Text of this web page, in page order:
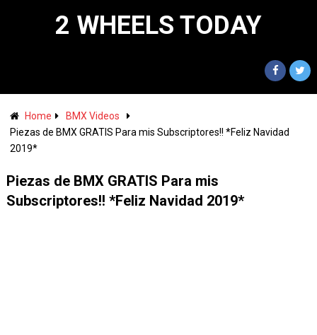
2 WHEELS TODAY
Home
BMX Videos
Piezas de BMX GRATIS Para mis Subscriptores!! *Feliz Navidad
2019*
Piezas de BMX GRATIS Para mis
Subscriptores!! *Feliz Navidad 2019*